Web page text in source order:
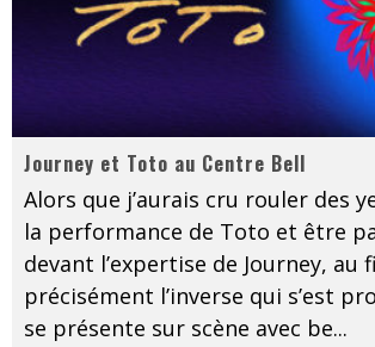
Journey et Toto au Centre Bell
Alors que j’aurais cru rouler des
la performance de Toto et être
devant l’expertise de Journey, au
précisément l’inverse qui s’est
se présente sur scène avec be...